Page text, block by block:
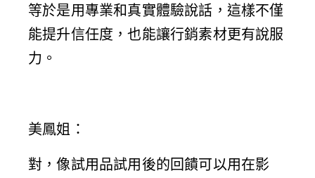
等於是用專業和真實體驗說話，這樣不僅
能提升信任度，也能讓行銷素材更有說服
力。
美鳳姐 ：
對，像試用品試用後的回饋可以用在影